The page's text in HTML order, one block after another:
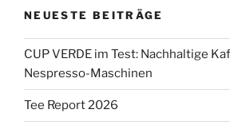
NEUESTE BEITRÄGE
CUP VERDE im Test: Nachhaltige
Nespresso-Maschinen
Tee Report 2026